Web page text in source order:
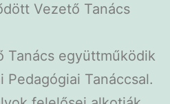
Vezető Tanács
Tanács együttműködik
Pedagógiai Tanáccsal.